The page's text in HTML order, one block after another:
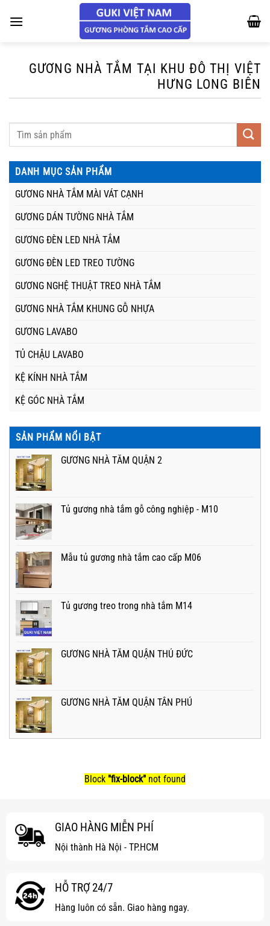
đến
GƯƠNG NHÀ TẮM TẠI KHU ĐÔ THỊ VIỆT
HƯNG LONG BIÊN
DANH MỤC SẢN PHẨM
GƯƠNG NHÀ TẮM MÀI VÁT CẠNH
GƯƠNG DÁN TƯỜNG NHÀ TẮM
GƯƠNG ĐÈN LED NHÀ TẮM
GƯƠNG ĐÈN LED TREO TƯỜNG
GƯƠNG NGHỆ THUẬT TREO NHÀ TẮM
GƯƠNG NHÀ TẮM KHUNG GỖ NHỰA
GƯƠNG LAVABO
TỦ CHẬU LAVABO
KỆ KÍNH NHÀ TẮM
KỆ GÓC NHÀ TẮM
SẢN PHẨM NỔI BẬT
GƯƠNG NHÀ TẮM QUẬN 2
Tủ gương nhà tắm gỗ công nghiệp - M10
Mẫu tủ gương nhà tắm cao cấp M06
Tủ gương treo trong nhà tắm M14
GƯƠNG NHÀ TẮM QUẬN THỦ ĐỨC
GƯƠNG NHÀ TẮM QUẬN TÂN PHÚ
Block "fix-block" not found
GIAO HÀNG MIỄN PHÍ
Nội thành Hà Nội - TP.HCM
HỖ TRỢ 24/7
Hàng luôn có sẵn. Giao hàng ngay.